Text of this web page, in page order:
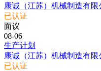
康诚（江苏）机械制造有限
已认证
面议
08-06
生产计划
康诚（江苏）机械制造有限
已认证